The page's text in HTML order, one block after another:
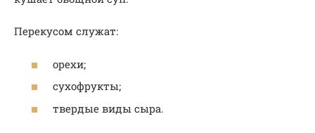
Перекусом служат:
орехи;
сухофрукты;
твердые виды сыра.